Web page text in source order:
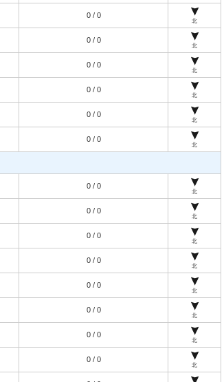
0 / 0
北
0 / 0
北
0 / 0
北
0 / 0
北
0 / 0
北
0 / 0
北
0 / 0
北
0 / 0
北
0 / 0
北
0 / 0
北
0 / 0
北
0 / 0
北
0 / 0
北
0 / 0
北